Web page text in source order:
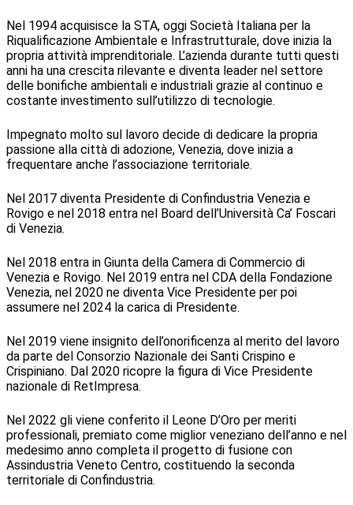
Nel 1994 acquisisce la STA, oggi Società Italiana per la
Riqualificazione Ambientale e Infrastrutturale, dove inizia la
propria attività imprenditoriale. L’azienda durante tutti questi
anni ha una crescita rilevante e diventa leader nel settore
delle bonifiche ambientali e industriali grazie al continuo e
costante investimento sull’utilizzo di tecnologie.
Impegnato molto sul lavoro decide di dedicare la propria
passione alla città di adozione, Venezia, dove inizia a
frequentare anche l’associazione territoriale.
Nel 2017 diventa Presidente di Confindustria Venezia e
Rovigo e nel 2018 entra nel Board dell’Università Ca’ Foscari
di Venezia.
Nel 2018 entra in Giunta della Camera di Commercio di
Venezia e Rovigo. Nel 2019 entra nel CDA della Fondazione
Venezia, nel 2020 ne diventa Vice Presidente per poi
assumere nel 2024 la carica di Presidente.
Nel 2019 viene insignito dell’onorificenza al merito del lavoro
da parte del Consorzio Nazionale dei Santi Crispino e
Crispiniano. Dal 2020 ricopre la figura di Vice Presidente
nazionale di RetImpresa.
Nel 2022 gli viene conferito il Leone D’Oro per meriti
professionali, premiato come miglior veneziano dell’anno e nel
medesimo anno completa il progetto di fusione con
Assindustria Veneto Centro, costituendo la seconda
territoriale di Confindustria.